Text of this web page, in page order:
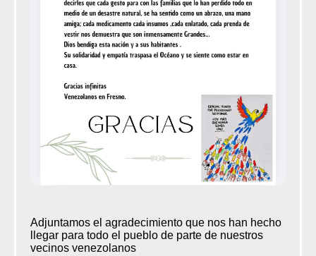
Adjuntamos el agradecimiento que nos han hecho
llegar para todo el pueblo de parte de nuestros
vecinos venezolanos